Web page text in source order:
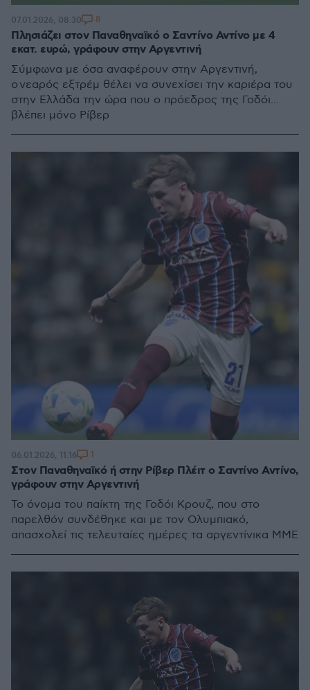
Πλησιάζει στον Παναθηναϊκό ο Σαντίνο Αντίνο με 4
εκατ. ευρώ, γράφουν στην Αργεντινή
Σύμφωνα με όσα αναφέρουν στην Αργεντινή,
ο νεαρός εξτρέμ θέλει να συνεχίσει την καριέρα του
στην Ελλάδα την ώρα που ο πρόεδρος της Γοδόι...
βλέπει μόνο Ρίβερ
07.01.2026, 08:30 8
Στον Παναθηναϊκό ή στην Ρίβερ Πλέιτ ο Σαντίνο Αντίνο,
γράφουν στην Αργεντινή
Το όνομα του παίκτη της Γοδόι Κρουζ, που στο
παρελθόν συνδέθηκε και με τον Ολυμπιακό,
απασχολεί τις τελευταίες ημέρες τα αργεντίνικα ΜΜΕ
06.01.2026, 11:16 1